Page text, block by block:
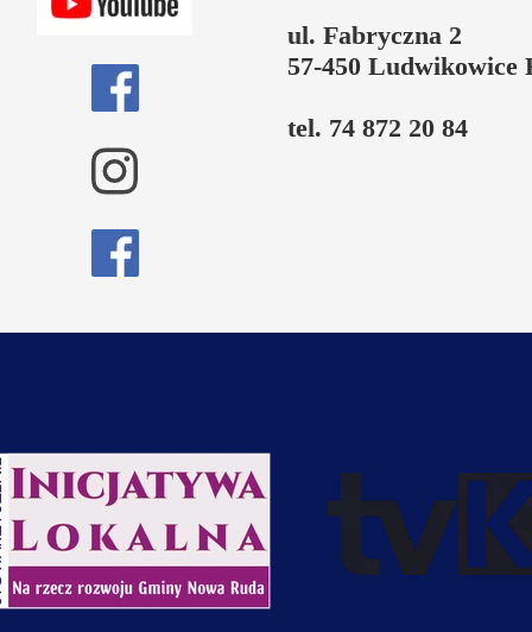
ul. Fabryczna 2
57-450 Ludwikowice
tel. 74 872 20 84